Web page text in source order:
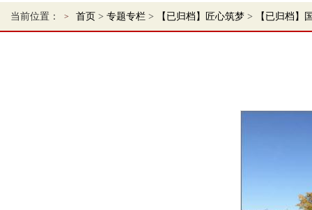
当前位置： 首页 > 专题专栏 > 【已归档】匠心筑梦 > 【已归档】